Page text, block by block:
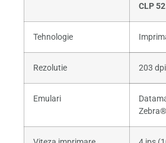
CLP
Tehnologie
Rezolutie 203 dpi
Emulari